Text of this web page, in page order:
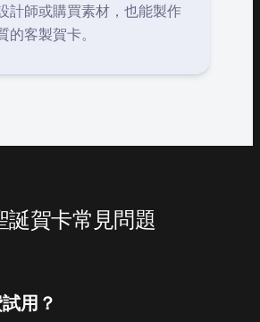
計師或購買素材，也能製作
的客製賀卡。
誕賀卡常見問題
用？